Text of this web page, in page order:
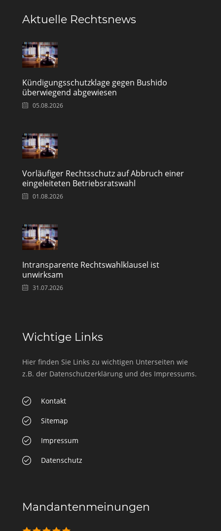
Aktuelle Rechtsnews
Kündigungsschutzklage gegen Bushido
überwiegend abgewiesen
05.08.2026
Vorläufiger Rechtsschutz auf Abbruch einer
eingeleiteten Betriebsratswahl
01.08.2026
Intransparente Rechtswahlklausel ist
unwirksam
31.07.2026
Wichtige Links
Hier finden Sie Links zu wichtigen Unterseiten wie
z.B. der Datenschutzerklärung und des Impressums.
Kontakt
Sitemap
Impressum
Datenschutz
Mandantenmeinungen